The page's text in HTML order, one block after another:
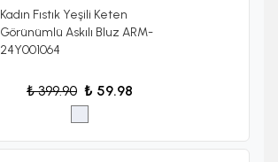
Kadın Fıstık Yeşili Keten
Görünümlü Askılı Bluz ARM-
24Y001064
₺ 399.90 ₺ 59.98